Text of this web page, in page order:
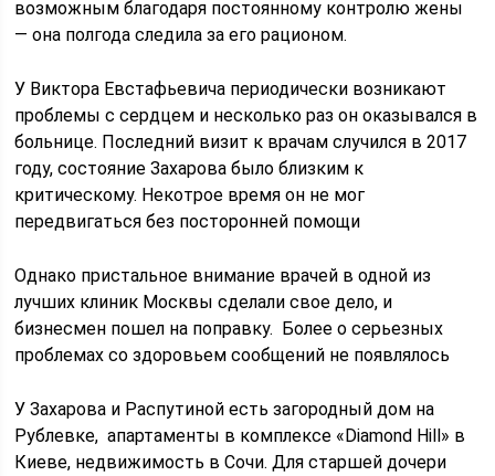
возможным благодаря постоянному контролю жены
— она полгода следила за его рационом.
У Виктора Евстафьевича периодически возникают
проблемы с сердцем и несколько раз он оказывался в
больнице. Последний визит к врачам случился в 2017
году, состояние Захарова было близким к
критическому. Некотрое время он не мог
передвигаться без посторонней помощи
Однако пристальное внимание врачей в одной из
лучших клиник Москвы сделали свое дело, и
бизнесмен пошел на поправку. Более о серьезных
проблемах со здоровьем сообщений не появлялось
У Захарова и Распутиной есть загородный дом на
Рублевке, апартаменты в комплексе «Diamond Hill» в
Киеве, недвижимость в Сочи. Для старшей дочери